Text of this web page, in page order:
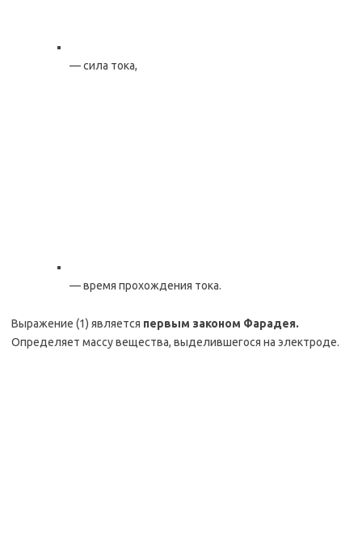
— сила тока,
— время прохождения тока.
Выражение (1) является первым законом Фарадея.
Определяет массу вещества, выделившегося на электроде.